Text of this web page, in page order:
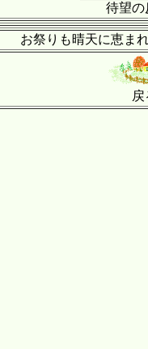
待望の
お祭りも晴天に恵ま
戻